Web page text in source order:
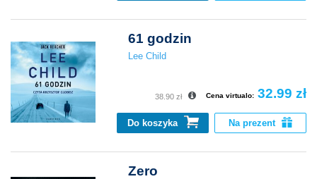
61 godzin
Lee Child
Cena virtualo: 32.99 zł
38.90 zł
Do koszyka Na prezent
Zero